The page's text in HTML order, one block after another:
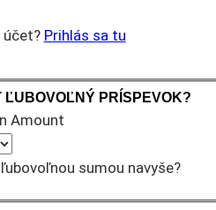
účet? Prihlás sa tu
ĽUBOVOĽNÝ PRÍSPEVOK?
Amount
sumou navyše?